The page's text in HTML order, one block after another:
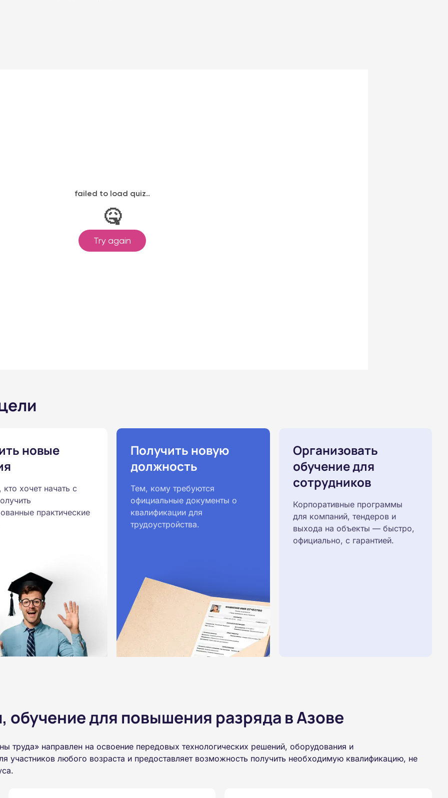
образования.
новые
хочет начать с
практические
Получить новую
должность
Тем, кому требуются
официальные документы о
квалификации для
трудоустройства.
Организовать
обучение для
сотрудников
Корпоративные программы
для компаний, тендеров и
выхода на объекты — быстро,
официально, с гарантией.
для повышения разряда в Азове
труда» направлен на освоение передовых технологических решений, оборудования и
участников любого возраста и предоставляет возможность получить необходимую квалификацию, не